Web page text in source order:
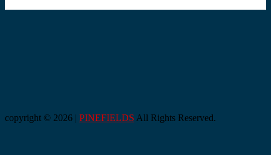
copyright © 2026 | PINEFIELDS All Rights Reserved.